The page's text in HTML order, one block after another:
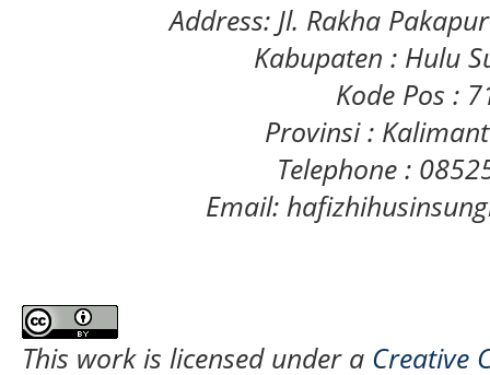
Address: Jl. Rakha
Kabupaten : Hulu
Kode Pos :
Provinsi :
Telephone :
Email:
This work is licensed under a Creative